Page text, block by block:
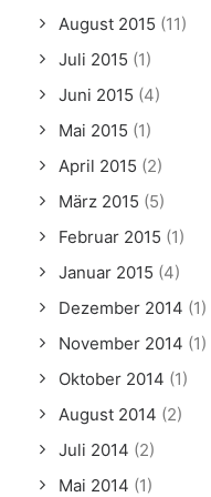
August 2015 (11)
Juli 2015 (1)
Juni 2015 (4)
Mai 2015 (1)
April 2015 (2)
März 2015 (5)
Februar 2015 (1)
Januar 2015 (4)
Dezember 2014 (1)
November 2014 (1)
Oktober 2014 (1)
August 2014 (2)
Juli 2014 (2)
Mai 2014 (1)